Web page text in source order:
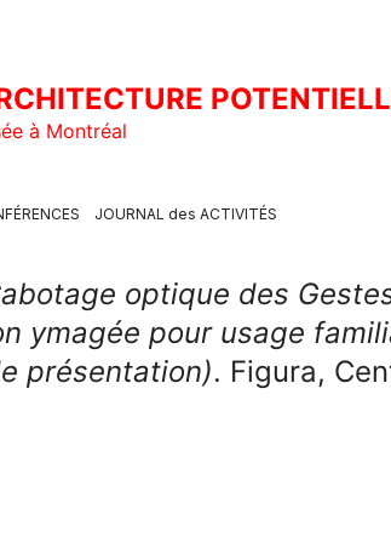
à Montréal
JOURNAL des ACTIVITÉS
optique des
ymagée pour usage
présentation). Figura,